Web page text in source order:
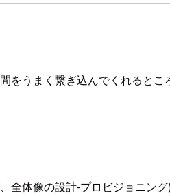
をうまく繋ぎ込んでくれるとこ
体像の設計-プロビジョニン